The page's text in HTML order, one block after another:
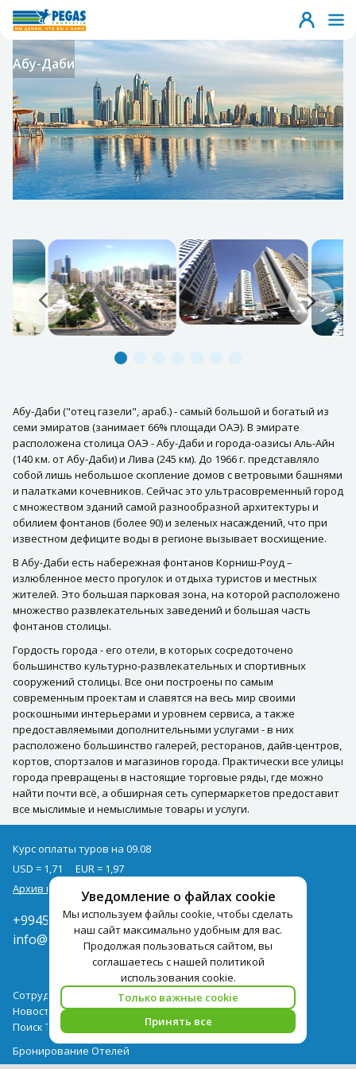
Абу-Даби
Абу-Даби ("отец газели", араб.) - самый большой и богатый из
семи эмиратов (занимает 66% площади ОАЭ). В эмирате
расположена столица ОАЭ - Абу-Даби и города-оазисы Аль-Айн
(140 км. от Абу-Даби) и Лива (245 км). До 1966 г. представляло
собой лишь небольшое скопление домов с ветровыми башнями
и палатками кочевников. Сейчас это ультрасовременный город
с множеством зданий самой разнообразной архитектуры и
обилием фонтанов (более 90) и зеленых насаждений, что при
известном дефиците воды в регионе вызывает восхищение.
В Абу-Даби есть набережная фонтанов Корниш-Роуд –
излюбленное место прогулок и отдыха туристов и местных
жителей. Это большая парковая зона, на которой расположено
множество развлекательных заведений и большая часть
фонтанов столицы.
Гордость города - его отели, в которых сосредоточено
большинство культурно-развлекательных и спортивных
сооружений столицы. Все они построены по самым
современным проектам и славятся на весь мир своими
роскошными интерьерами и уровнем сервиса, а также
предоставляемыми дополнительными услугами - в них
расположено большинство галерей, ресторанов, дайв-центров,
кортов, спортзалов и магазинов города. Практически все улицы
города превращены в настоящие торговые ряды, где можно
найти почти всё, а обширная сеть супермаркетов предоставит
все мыслимые и немыслимые товары и услуги.
Уведомление о файлах cookie
Мы используем файлы cookie, чтобы сделать
наш сайт максимально удобным для вас.
Продолжая пользоваться сайтом, вы
соглашаетесь с нашей политикой
использования cookie.
Только важные cookie
Принять все
Курс оплаты туров на 09.08
USD = 1,71
EUR = 1,97
Архив курсов
+994502285435
info@pegast.az
Сотрудничество
Новости
Поиск Тура
Бронирование Отелей